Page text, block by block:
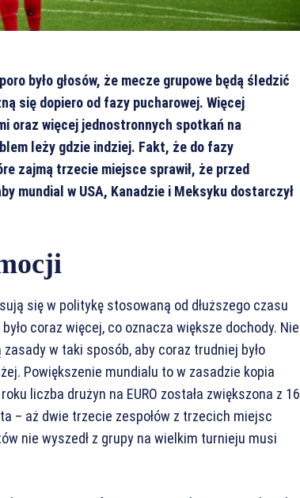
było głosów, że mecze grupowe będą śledzić
się dopiero od fazy pucharowej. Więcej
oraz więcej jednostronnych spotkań na
leży gdzie indziej. Fakt, że do fazy
zajmą trzecie miejsce sprawił, że przed
mundial w USA, Kanadzie i Meksyku dostarczył
się w politykę stosowaną od dłuższego czasu
coraz więcej, co oznacza większe dochody. Nie
w taki sposób, aby coraz trudniej było
Powiększenie mundialu to w zasadzie kopia
liczba drużyn na EURO została zwiększona z 16
– aż dwie trzecie zespołów z trzecich miejsc
nie wyszedł z grupy na wielkim turnieju musi